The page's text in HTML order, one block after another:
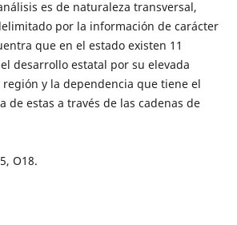
es de naturaleza transversal,
por la información de carácter
que en el estado existen 11
desarrollo estatal por su elevada
y la dependencia que tiene el
de estas a través de las cadenas de
O18.